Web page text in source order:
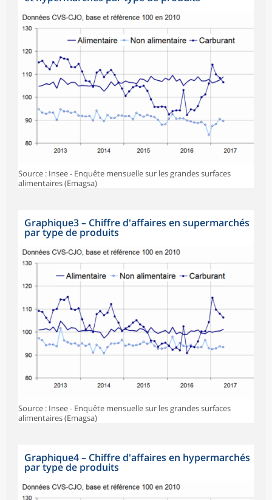
Source : Insee - Enquête mensuelle sur les grandes surfaces
alimentaires (Emagsa)
Graphique3– Chiffre d'affaires en supermarchés
par type de produits
Source : Insee - Enquête mensuelle sur les grandes surfaces
alimentaires (Emagsa)
Graphique4– Chiffre d'affaires en hypermarchés
par type de produits